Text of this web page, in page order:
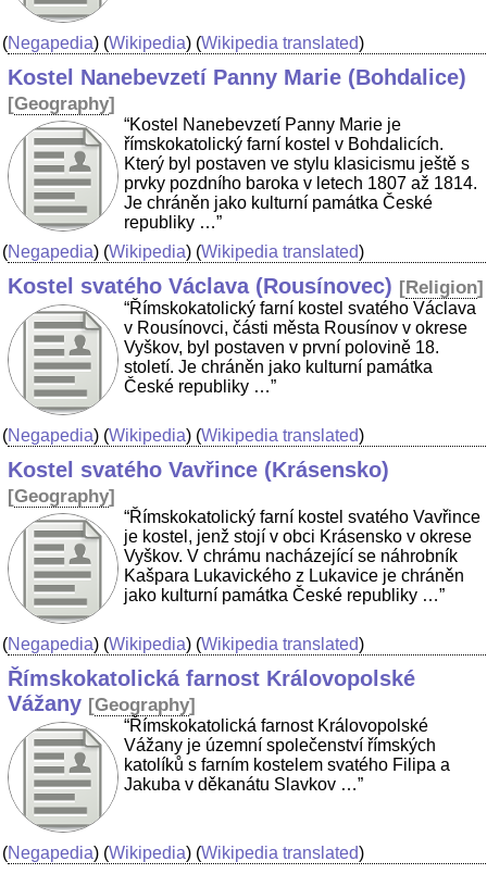
(Negapedia) (Wikipedia) (Wikipedia translated)
Kostel Nanebevzetí Panny Marie (Bohdalice)
[Geography]
“Kostel Nanebevzetí Panny Marie je
římskokatolický farní kostel v Bohdalicích.
Který byl postaven ve stylu klasicismu ještě s
prvky pozdního baroka v letech 1807 až 1814.
Je chráněn jako kulturní památka České
republiky …”
(Negapedia) (Wikipedia) (Wikipedia translated)
Kostel svatého Václava (Rousínovec) [Religion]
“Římskokatolický farní kostel svatého Václava
v Rousínovci, části města Rousínov v okrese
Vyškov, byl postaven v první polovině 18.
století. Je chráněn jako kulturní památka
České republiky …”
(Negapedia) (Wikipedia) (Wikipedia translated)
Kostel svatého Vavřince (Krásensko)
[Geography]
“Římskokatolický farní kostel svatého Vavřince
je kostel, jenž stojí v obci Krásensko v okrese
Vyškov. V chrámu nacházející se náhrobník
Kašpara Lukavického z Lukavice je chráněn
jako kulturní památka České republiky …”
(Negapedia) (Wikipedia) (Wikipedia translated)
Římskokatolická farnost Královopolské
Vážany [Geography]
“Římskokatolická farnost Královopolské
Vážany je územní společenství římských
katolíků s farním kostelem svatého Filipa a
Jakuba v děkanátu Slavkov …”
(Negapedia) (Wikipedia) (Wikipedia translated)